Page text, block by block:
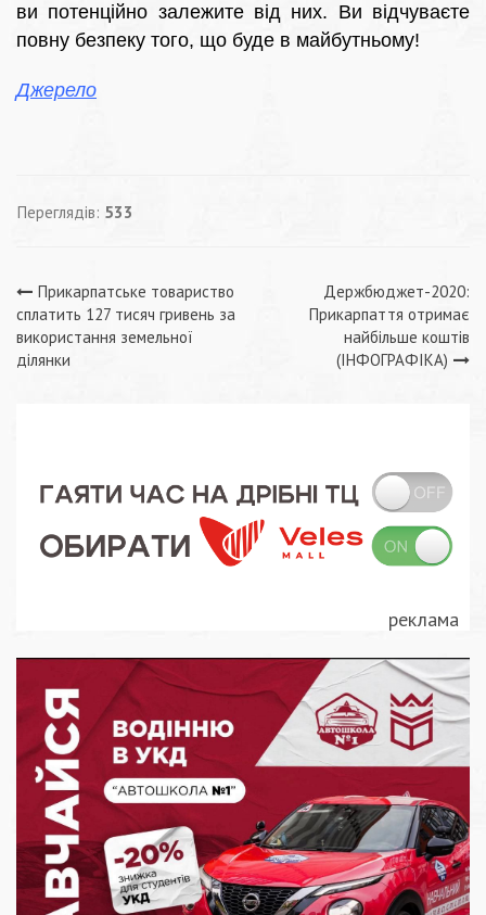
ви потенційно залежите від них. Ви відчуваєте
повну безпеку того, що буде в майбутньому!
Джерело
Переглядів: 533
Навігація
записів
Прикарпатське товариство
сплатить 127 тисяч гривень за
використання земельної
ділянки
Держбюджет-2020:
Прикарпаття отримає
найбільше коштів
(ІНФОГРАФІКА)